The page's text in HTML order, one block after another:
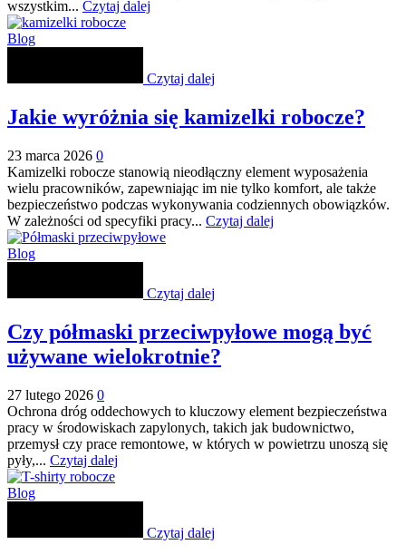
wszystkim... Czytaj dalej
Blog
Czytaj dalej
Jakie wyróżnia się kamizelki robocze?
23 marca 2026 0
Kamizelki robocze stanowią nieodłączny element wyposażenia
wielu pracowników, zapewniając im nie tylko komfort, ale także
bezpieczeństwo podczas wykonywania codziennych obowiązków.
W zależności od specyfiki pracy... Czytaj dalej
Blog
Czytaj dalej
Czy półmaski przeciwpyłowe mogą być
używane wielokrotnie?
27 lutego 2026 0
Ochrona dróg oddechowych to kluczowy element bezpieczeństwa
pracy w środowiskach zapylonych, takich jak budownictwo,
przemysł czy prace remontowe, w których w powietrzu unoszą się
pyły,... Czytaj dalej
Blog
Czytaj dalej